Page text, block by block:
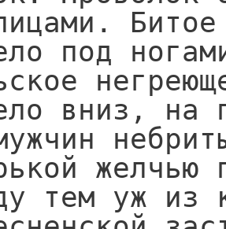
Битое
под
вниз, на
желчью
тем уж из